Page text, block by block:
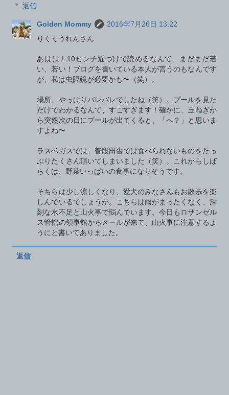
返信
Golden Mommy
2016年7月26日 13:22
りくくうれんさん
あはは！10センチ近づけて読めるなんて、まだまだ若
い、若い！ブログを書いている本人が言うのもなんです
が、私は虫眼鏡が必要かも〜（笑）。
場所、やっぱりバレバレでしたね（笑）。プールを見た
だけでわかるなんて、すごすぎます！確かに、玉ねぎか
ら突然次の日にプールが出てくると、「へ？」と思いま
すよね〜
ラスベガスでは、普段田舎では食べられないものをたっ
ぷりたくさん頂いてしまいました（笑）。これからしば
らくは、野菜いっぱいの食事になりそうです。
そちらは少し涼しくなり、愛犬のみなさんもお散歩を楽
しんでいるでしょうか。こちらは雨がまったくなく、深
刻な水不足と山火事で悩んでいます。今日もロサンゼル
ス管轄の領事館からメールが来て、山火事に注意するよ
うにと書いてありました。
返信